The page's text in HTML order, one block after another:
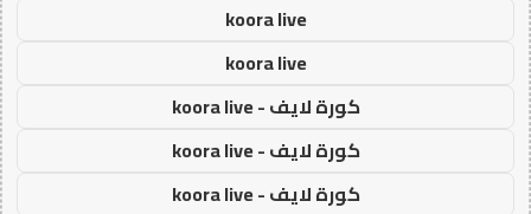
koora live
koora live
كورة لايف - koora live
كورة لايف - koora live
كورة لايف - koora live